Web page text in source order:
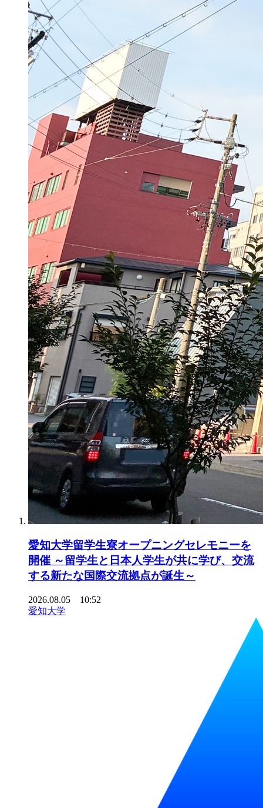
愛知大学留学生寮オープニングセレモニーを
開催 ～留学生と日本人学生が共に学び、交流
する新たな国際交流拠点が誕生～
2026.08.05 10:52
愛知大学